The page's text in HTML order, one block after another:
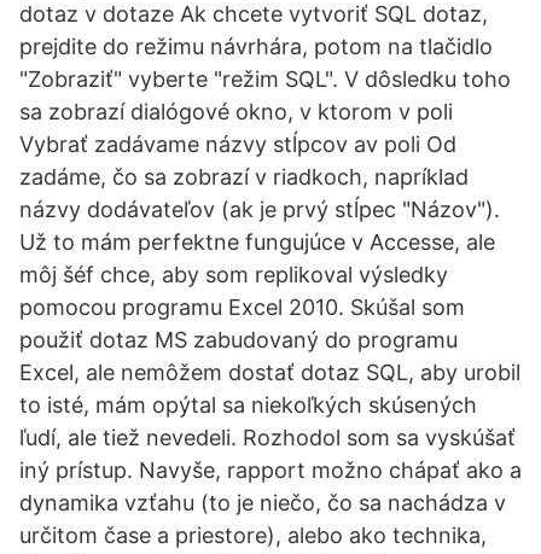
dotaz v dotaze Ak chcete vytvoriť SQL dotaz,
prejdite do režimu návrhára, potom na tlačidlo
"Zobraziť" vyberte "režim SQL". V dôsledku toho
sa zobrazí dialógové okno, v ktorom v poli
Vybrať zadávame názvy stĺpcov av poli Od
zadáme, čo sa zobrazí v riadkoch, napríklad
názvy dodávateľov (ak je prvý stĺpec "Názov").
Už to mám perfektne fungujúce v Accesse, ale
môj šéf chce, aby som replikoval výsledky
pomocou programu Excel 2010. Skúšal som
použiť dotaz MS zabudovaný do programu
Excel, ale nemôžem dostať dotaz SQL, aby urobil
to isté, mám opýtal sa niekoľkých skúsených
ľudí, ale tiež nevedeli. Rozhodol som sa vyskúšať
iný prístup. Navyše, rapport možno chápať ako a
dynamika vzťahu (to je niečo, čo sa nachádza v
určitom čase a priestore), alebo ako technika,